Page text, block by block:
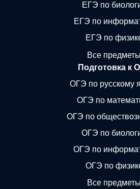
ЕГЭ по
ЕГЭ по
ЕГЭ по
Все предметы
Подготовка к
ОГЭ по русскому
ОГЭ по
ОГЭ по
ОГЭ по
ОГЭ по
ОГЭ по
Все предметы